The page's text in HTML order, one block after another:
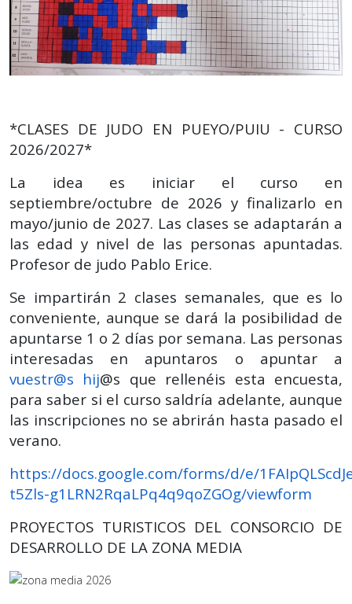
*CLASES DE JUDO EN PUEYO/PUIU - CURSO
2026/2027*
La idea es iniciar el curso en
septiembre/octubre de 2026 y finalizarlo en
mayo/junio de 2027. Las clases se adaptarán a
las edad y nivel de las personas apuntadas.
Profesor de judo Pablo Erice.
Se impartirán 2 clases semanales, que es lo
conveniente, aunque se dará la posibilidad de
apuntarse 1 o 2 días por semana. Las personas
interesadas en apuntaros o apuntar a
vuestr@s hij@s que rellenéis esta encuesta,
para saber si el curso saldría adelante, aunque
las inscripciones no se abrirán hasta pasado el
verano.
https://docs.google.com/forms/d/e/
t5Zls-g1LRN2RqaLPq4q9qoZGOg/viewform
PROYECTOS TURISTICOS DEL CONSORCIO DE
DESARROLLO DE LA ZONA MEDIA